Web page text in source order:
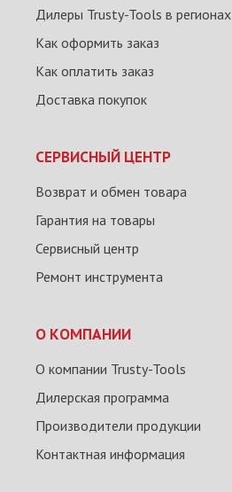
Дилеры Trusty-Tools в регионах
Как оформить заказ
Как оплатить заказ
Доставка покупок
СЕРВИСНЫЙ ЦЕНТР
Возврат и обмен товара
Гарантия на товары
Сервисный центр
Ремонт инструмента
О КОМПАНИИ
О компании Trusty-Tools
Дилерская программа
Производители продукции
Контактная информация